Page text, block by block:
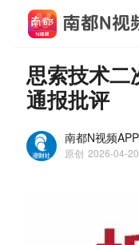
思索技术二
通报批评
南都N视频
原创 2026-04-